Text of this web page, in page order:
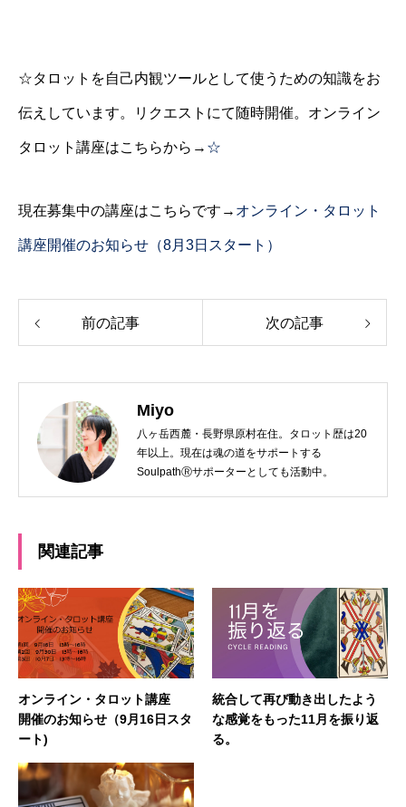
☆タロットを自己内観ツールとして使うための知識をお
伝えしています。リクエストにて随時開催。オンライン
タロット講座はこちらから→ ☆
現在募集中の講座はこちらです→ オンライン・タロット
講座開催のお知らせ（8月3日スタート）
前の記事 次の記事
Miyo
八ヶ岳西麓・長野県原村在住。タロット歴は20
年以上。現在は魂の道をサポートする
SoulpathⓇサポーターとしても活動中。
関連記事
オンライン・タロット講座
開催のお知らせ（9月16日スタ
ート)
統合して再び動き出したよう
な感覚をもった11月を振り返
る。